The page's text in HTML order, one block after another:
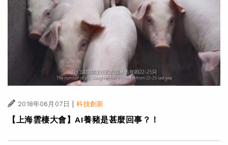
2018年06月07日 | 科技創新
【上海雲棲大會】AI養豬是甚麼回事？！